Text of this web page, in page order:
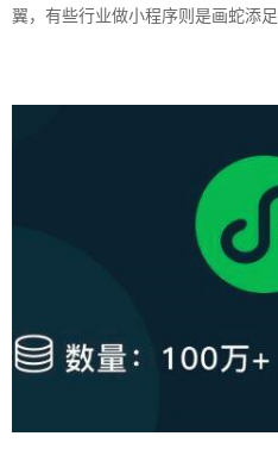
翼，有些行业做小程序则是画蛇添足